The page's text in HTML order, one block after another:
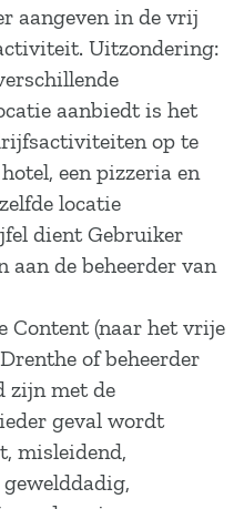
aangeven in de vrij
Uitzondering:
aanbiedt is het
op te
een pizzeria en
locatie
dient Gebruiker
aan de beheerder van
Content (naar het vrije
of beheerder
zijn met de
ieder geval wordt
misleidend,